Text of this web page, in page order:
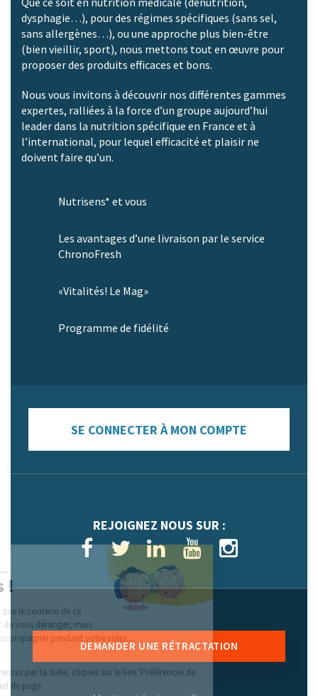
les Cookies !
On a attendu d'être sûrs que le contenu de ce
site vous intéresse avant de vous déranger, mais
on aimerait bien vous accompagner pendant votre visite...
C'est OK pour vous ?
Pour modifier vos préférences par la suite, cliquez sur le lien 'Préférences de
cookies' situé dans le pied de page.
dysphagie…), pour des régimes spécifiques (sans sel,
sans allergènes…), ou une approche plus bien-être
(bien vieillir, sport), nous mettons tout en œuvre pour
proposer des produits efficaces et bons.
Nous vous invitons à découvrir nos différentes gammes
expertes, ralliées à la force d’un groupe aujourd’hui
leader dans la nutrition spécifique en France et à
l’international, pour lequel efficacité et plaisir ne
doivent faire qu’un.
Nutrisens* et vous
Les avantages d’une livraison par le service
ChronoFresh
«Vitalités! Le Mag»
Programme de fidélité
SE CONNECTER À MON COMPTE
REJOIGNEZ NOUS SUR :
DEMANDER UNE RÉTRACTATION